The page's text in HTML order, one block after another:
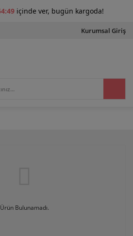
Kurumsal Giriş
Ürün Bulunamadı.